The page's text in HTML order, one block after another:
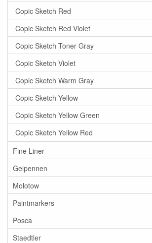
Copic Sketch Red
Copic Sketch Red Violet
Copic Sketch Toner Gray
Copic Sketch Violet
Copic Sketch Warm Gray
Copic Sketch Yellow
Copic Sketch Yellow Green
Copic Sketch Yellow Red
Fine Liner
Gelpennen
Molotow
Paintmarkers
Posca
Staedtler